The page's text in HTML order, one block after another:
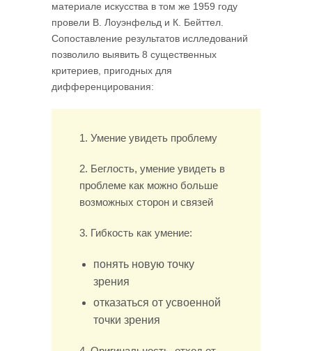
материале искусства в том же 1959 году
провели В. Лоуэнфельд и К. Бейттел.
Сопоставление результа­тов ислледований
позволило выявить 8 существенных
критериев, пригодных для
дифференцирования:
1. Умение увидеть проблему
2. Беглость, умение увидеть в
проблеме как можно больше
возможных сторон и связей
3. Гибкость как умение:
понять новую точку
зрения
отказаться от усвоенной
точки зрения